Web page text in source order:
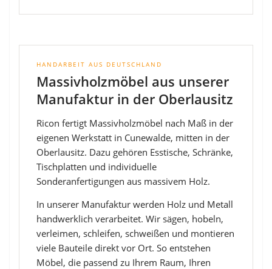
HANDARBEIT AUS DEUTSCHLAND
Massivholzmöbel aus unserer
Manufaktur in der Oberlausitz
Ricon fertigt Massivholzmöbel nach Maß in der
eigenen Werkstatt in Cunewalde, mitten in der
Oberlausitz. Dazu gehören Esstische, Schränke,
Tischplatten und individuelle
Sonderanfertigungen aus massivem Holz.
In unserer Manufaktur werden Holz und Metall
handwerklich verarbeitet. Wir sägen, hobeln,
verleimen, schleifen, schweißen und montieren
viele Bauteile direkt vor Ort. So entstehen
Möbel, die passend zu Ihrem Raum, Ihren